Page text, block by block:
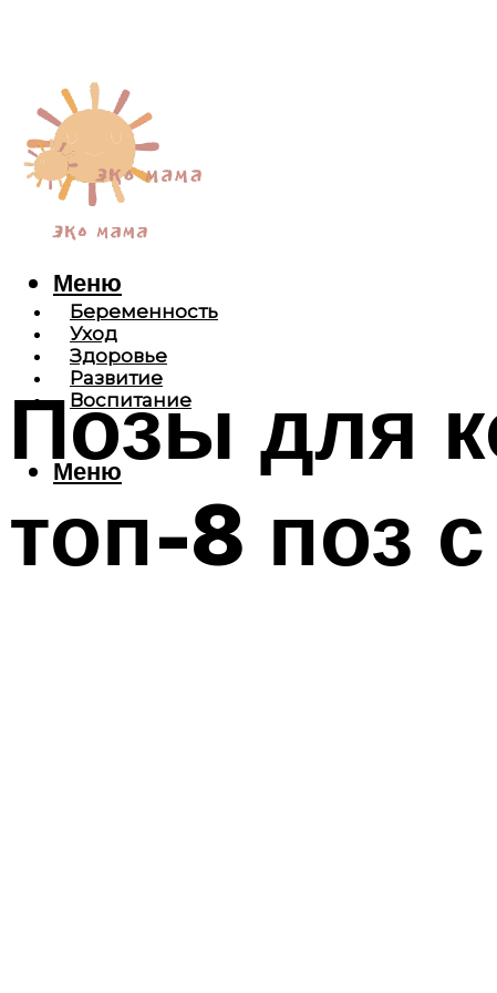
Беременность
Уход
Здоровье
Развитие
Воспитание
Меню
Меню
Позы для
топ-8 поз